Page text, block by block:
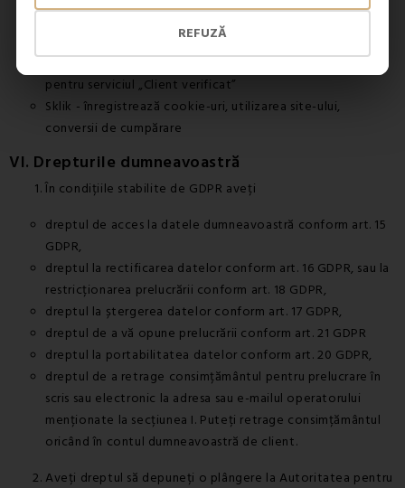
REFUZĂ
mailul dacă este acceptat în procesul de comandă
Heureka - înregistrează conversii de cumpărare și e-mail
pentru serviciul „Client verificat”
Sklik - înregistrează cookie-uri, utilizarea site-ului,
conversii de cumpărare
VI. Drepturile dumneavoastră
În condițiile stabilite de GDPR aveți
dreptul de acces la datele dumneavoastră conform art. 15
GDPR,
dreptul la rectificarea datelor conform art. 16 GDPR, sau la
restricționarea prelucrării conform art. 18 GDPR,
dreptul la ștergerea datelor conform art. 17 GDPR,
dreptul de a vă opune prelucrării conform art. 21 GDPR
dreptul la portabilitatea datelor conform art. 20 GDPR,
dreptul de a retrage consimțământul pentru prelucrare în
scris sau electronic la adresa sau e-mailul operatorului
menționate la secțiunea I. Puteți retrage consimțământul
oricând în contul dumneavoastră de client.
Aveți dreptul să depuneți o plângere la Autoritatea pentru